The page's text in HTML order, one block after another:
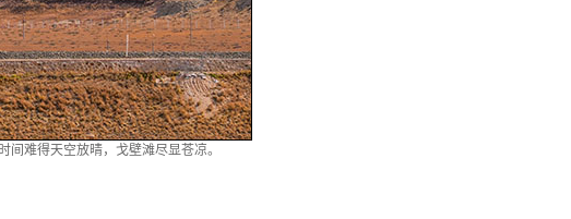
难得天空放晴，戈壁滩尽显苍凉。